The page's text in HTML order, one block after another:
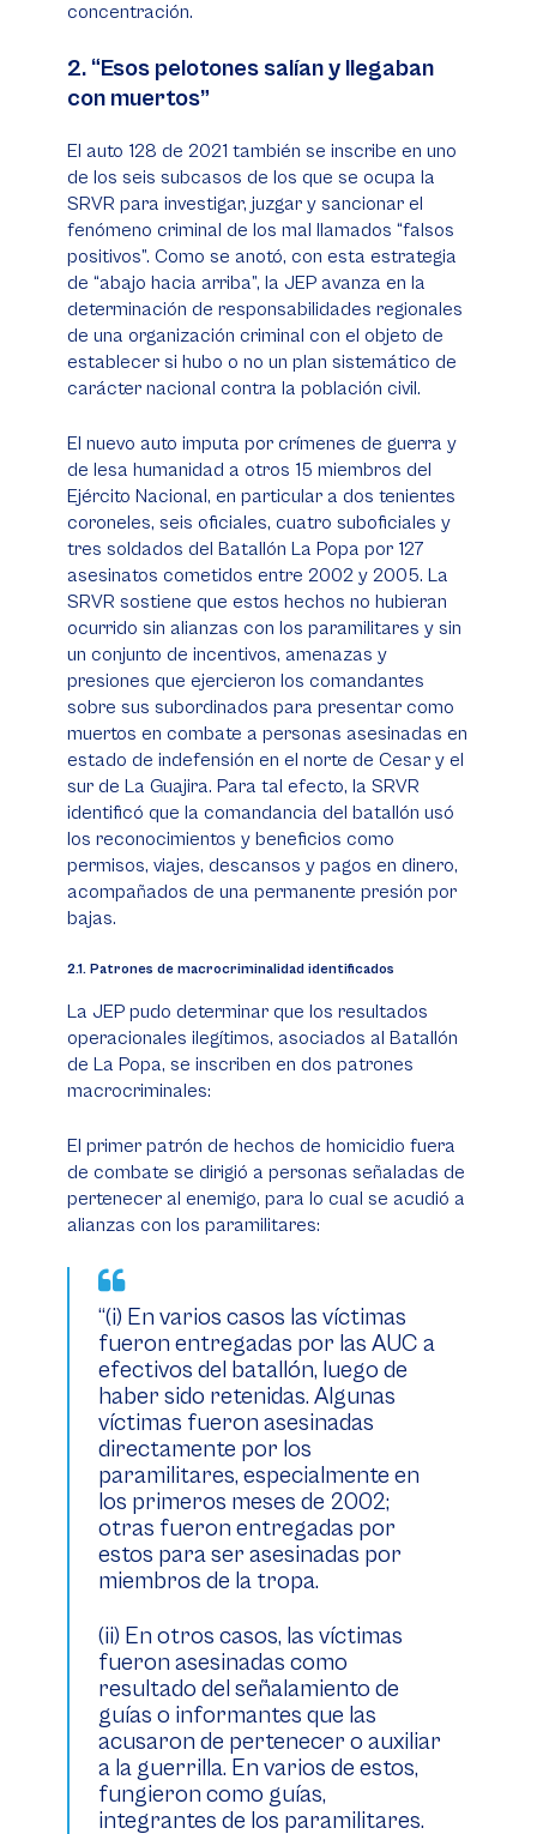
concentración.
2. “Esos pelotones salían y llegaban
con muertos”
El auto 128 de 2021 también se inscribe en uno
de los seis subcasos de los que se ocupa la
SRVR para investigar, juzgar y sancionar el
fenómeno criminal de los mal llamados “falsos
positivos”. Como se anotó, con esta estrategia
de “abajo hacia arriba”, la JEP avanza en la
determinación de responsabilidades regionales
de una organización criminal con el objeto de
establecer si hubo o no un plan sistemático de
carácter nacional contra la población civil.
El nuevo auto imputa por crímenes de guerra y
de lesa humanidad a otros 15 miembros del
Ejército Nacional, en particular a dos tenientes
coroneles, seis oficiales, cuatro suboficiales y
tres soldados del Batallón La Popa por 127
asesinatos cometidos entre 2002 y 2005. La
SRVR sostiene que estos hechos no hubieran
ocurrido sin alianzas con los paramilitares y sin
un conjunto de incentivos, amenazas y
presiones que ejercieron los comandantes
sobre sus subordinados para presentar como
muertos en combate a personas asesinadas en
estado de indefensión en el norte de Cesar y el
sur de La Guajira. Para tal efecto, la SRVR
identificó que la comandancia del batallón usó
los reconocimientos y beneficios como
permisos, viajes, descansos y pagos en dinero,
acompañados de una permanente presión por
bajas.
​​​​​​​2.1. Patrones de macrocriminalidad identificados
La JEP pudo determinar que los resultados
operacionales ilegítimos, asociados al Batallón
de La Popa, se inscriben en dos patrones
macrocriminales:
El primer patrón de hechos de homicidio fuera
de combate se dirigió a personas señaladas de
pertenecer al enemigo, para lo cual se acudió a
alianzas con los paramilitares:
“(i) En varios casos las víctimas
fueron entregadas por las AUC a
efectivos del batallón, luego de
haber sido retenidas. Algunas
víctimas fueron asesinadas
directamente por los
paramilitares, especialmente en
los primeros meses de 2002;
otras fueron entregadas por
estos para ser asesinadas por
miembros de la tropa.
(ii) En otros casos, las víctimas
fueron asesinadas como
resultado del señalamiento de
guías o informantes que las
acusaron de pertenecer o auxiliar
a la guerrilla. En varios de estos,
fungieron como guías,
integrantes de los paramilitares.